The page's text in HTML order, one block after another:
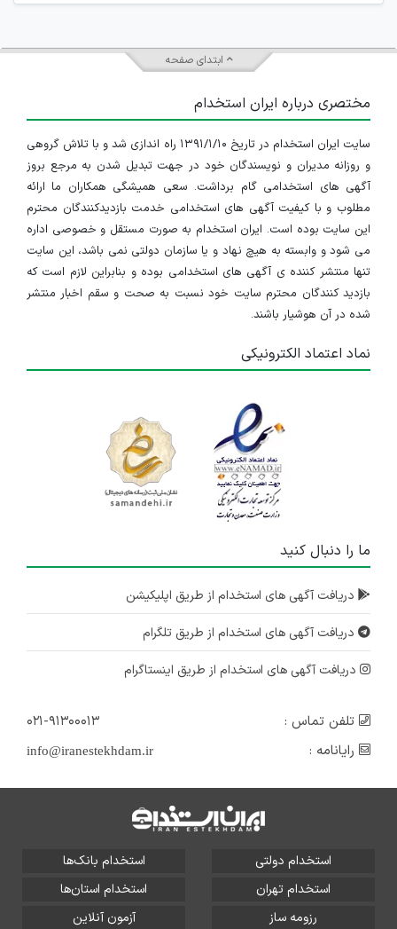
ابتدای صفحه
مختصری درباره ایران استخدام
سایت ایران استخدام در تاریخ ۱۳۹۱/۱/۱۰ راه اندازی شد و با تلاش گروهی
و روزانه مدیران و نویسندگان خود در جهت تبدیل شدن به مرجع بروز
آگهی های استخدامی گام برداشت. سعی همیشگی همکاران ما ارائه
مطلوب و با کیفیت آگهی های استخدامی خدمت بازدیدکنندگان محترم
این سایت بوده است. ایران استخدام به صورت مستقل و خصوصی اداره
می شود و وابسته به هیچ نهاد و یا سازمان دولتی نمی باشد، این سایت
تنها منتشر کننده ی آگهی های استخدامی بوده و بنابراین لازم است که
بازدید کنندگان محترم سایت خود نسبت به صحت و سقم اخبار منتشر
شده در آن هوشیار باشند.
نماد اعتماد الکترونیکی
ما را دنبال کنید
دریافت آگهی های استخدام از طریق اپلیکیشن
دریافت آگهی های استخدام از طریق تلگرام
دریافت آگهی های استخدام از طریق اینستاگرام
تلفن تماس :
۰۲۱-۹۱۳۰۰۰۱۳
رایانامه :
info@iranestekhdam.ir
استخدام دولتی
استخدام بانک‌ها
استخدام تهران
استخدام استان‌ها
رزومه ساز
آزمون آنلاین